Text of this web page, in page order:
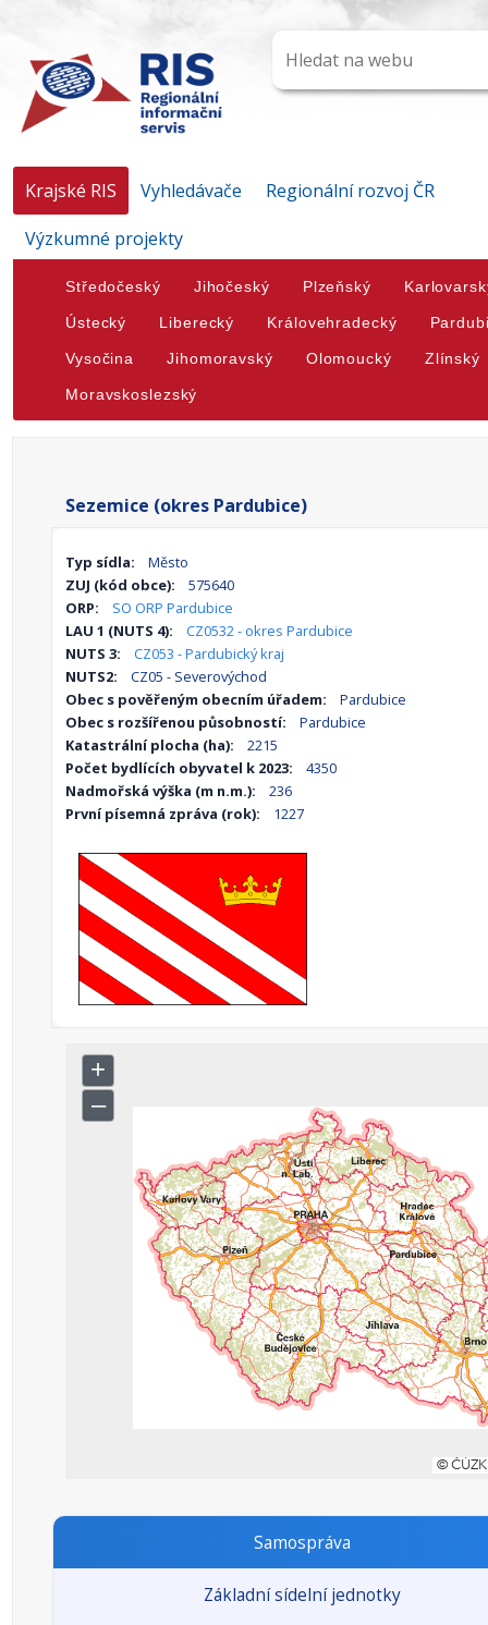
Krajské RIS Vyhledávače
Regionální rozvoj ČR
Výzkumné projekty
Středočeský Jihočeský Plzeňský
Ústecký Liberecký Královehradecký
Vysočina Jihomoravský Olomoucký Zlínský
Moravskoslezský
Sezemice (okres Pardubice)
Typ sídla:
Město
ZUJ (kód obce):
575640
ORP:
SO ORP Pardubice
LAU 1 (NUTS 4):
CZ0532 - okres Pardubice
NUTS 3:
CZ053 - Pardubický kraj
NUTS2:
CZ05 - Severovýchod
Obec s pověřeným obecním úřadem:
Pardubice
Obec s rozšířenou působností:
Pardubice
Katastrální plocha (ha):
2215
Počet bydlících obyvatel k 2023:
4350
Nadmořská výška (m n.m.):
236
První písemná zpráva (rok):
1227
Samospráva
Základní sídelní jednotky